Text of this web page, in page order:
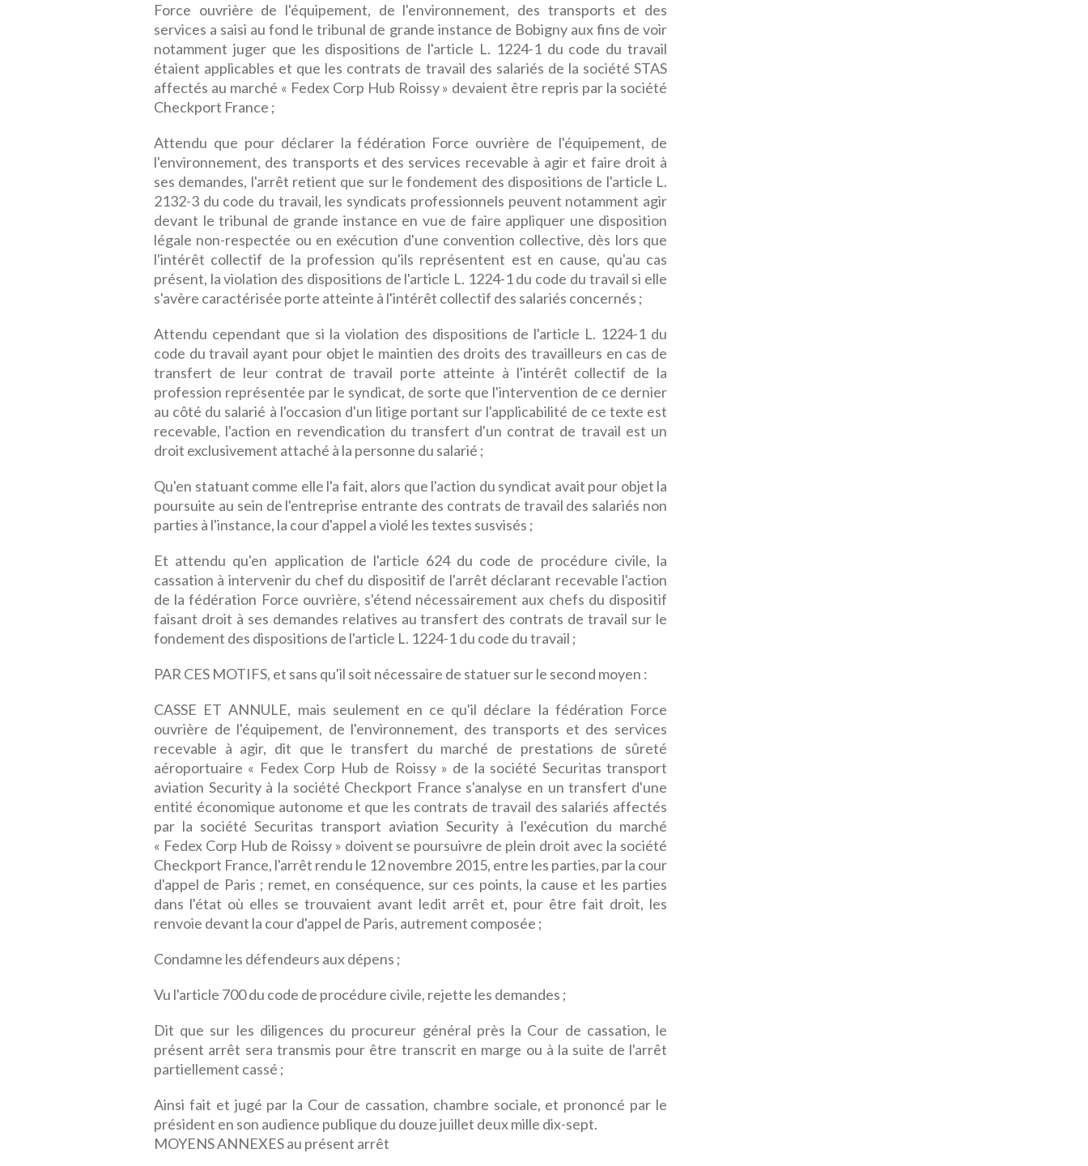
Force ouvrière de l'équipement, de l'environnement, des transports et des
services a saisi au fond le tribunal de grande instance de Bobigny aux fins de voir
notamment juger que les dispositions de l'article L. 1224-1 du code du travail
étaient applicables et que les contrats de travail des salariés de la société STAS
affectés au marché « Fedex Corp Hub Roissy » devaient être repris par la société
Checkport France ;
Attendu que pour déclarer la fédération Force ouvrière de l'équipement, de
l'environnement, des transports et des services recevable à agir et faire droit à
ses demandes, l'arrêt retient que sur le fondement des dispositions de l'article L.
2132-3 du code du travail, les syndicats professionnels peuvent notamment agir
devant le tribunal de grande instance en vue de faire appliquer une disposition
légale non-respectée ou en exécution d'une convention collective, dès lors que
l'intérêt collectif de la profession qu'ils représentent est en cause, qu'au cas
présent, la violation des dispositions de l'article L. 1224-1 du code du travail si elle
s'avère caractérisée porte atteinte à l'intérêt collectif des salariés concernés ;
Attendu cependant que si la violation des dispositions de l'article L. 1224-1 du
code du travail ayant pour objet le maintien des droits des travailleurs en cas de
transfert de leur contrat de travail porte atteinte à l'intérêt collectif de la
profession représentée par le syndicat, de sorte que l'intervention de ce dernier
au côté du salarié à l'occasion d'un litige portant sur l'applicabilité de ce texte est
recevable, l'action en revendication du transfert d'un contrat de travail est un
droit exclusivement attaché à la personne du salarié ;
Qu'en statuant comme elle l'a fait, alors que l'action du syndicat avait pour objet la
poursuite au sein de l'entreprise entrante des contrats de travail des salariés non
parties à l'instance, la cour d'appel a violé les textes susvisés ;
Et attendu qu'en application de l'article 624 du code de procédure civile, la
cassation à intervenir du chef du dispositif de l'arrêt déclarant recevable l'action
de la fédération Force ouvrière, s'étend nécessairement aux chefs du dispositif
faisant droit à ses demandes relatives au transfert des contrats de travail sur le
fondement des dispositions de l'article L. 1224-1 du code du travail ;
PAR CES MOTIFS, et sans qu'il soit nécessaire de statuer sur le second moyen :
CASSE ET ANNULE, mais seulement en ce qu'il déclare la fédération Force
ouvrière de l'équipement, de l'environnement, des transports et des services
recevable à agir, dit que le transfert du marché de prestations de sûreté
aéroportuaire « Fedex Corp Hub de Roissy » de la société Securitas transport
aviation Security à la société Checkport France s'analyse en un transfert d'une
entité économique autonome et que les contrats de travail des salariés affectés
par la société Securitas transport aviation Security à l'exécution du marché
« Fedex Corp Hub de Roissy » doivent se poursuivre de plein droit avec la société
Checkport France, l'arrêt rendu le 12 novembre 2015, entre les parties, par la cour
d'appel de Paris ; remet, en conséquence, sur ces points, la cause et les parties
dans l'état où elles se trouvaient avant ledit arrêt et, pour être fait droit, les
renvoie devant la cour d'appel de Paris, autrement composée ;
Condamne les défendeurs aux dépens ;
Vu l'article 700 du code de procédure civile, rejette les demandes ;
Dit que sur les diligences du procureur général près la Cour de cassation, le
présent arrêt sera transmis pour être transcrit en marge ou à la suite de l'arrêt
partiellement cassé ;
Ainsi fait et jugé par la Cour de cassation, chambre sociale, et prononcé par le
président en son audience publique du douze juillet deux mille dix-sept.
MOYENS ANNEXES au présent arrêt